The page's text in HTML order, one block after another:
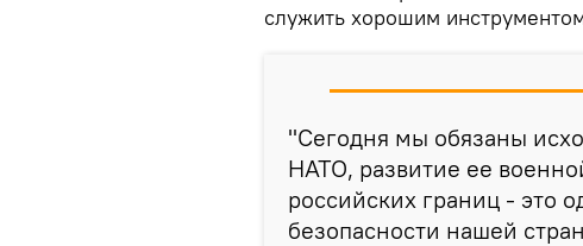
служить хорошим
"Сегодня мы обязаны
НАТО, развитие ее
российских границ - это
безопасности нашей